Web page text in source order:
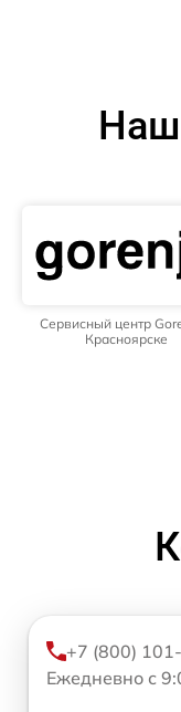
Сервисный центр
Красноярске
+7 (800)
Ежедневно с